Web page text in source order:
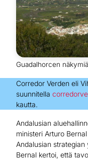
Guadalhorcen
Corredor Verden eli
suunnitella
kautta.
Andalusian
ministeri Arturo
Andalusian
Bernal kertoi, että